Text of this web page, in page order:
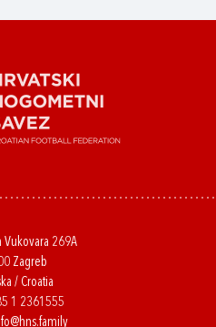
Vukovara 269A
Zagreb
/ Croatia
1 2361555